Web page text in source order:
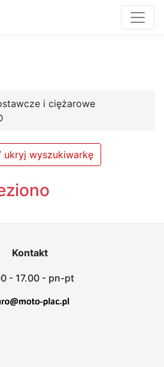
i ciężarowe
ukryj wyszukiwarkę
Kontakt
- 17.00 - pn-pt